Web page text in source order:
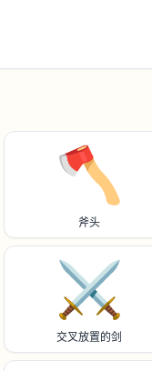
🪓
斧头
⚔️
交叉放置的剑